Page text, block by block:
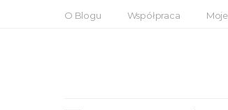
O Blogu Współpraca